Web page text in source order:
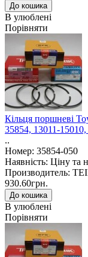
В улюблені
Порівняти
Кільця поршневі
35854, 13011-
..
Номер: 35854-050
Наявність: Ціну та
Производитель:
930.60грн.
В улюблені
Порівняти